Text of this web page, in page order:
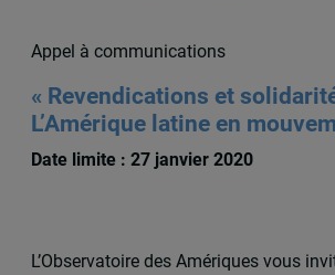
Appel à communications
« Revendications et
L’Amérique latine en
Date limite : 27 janvier 2020
L’Observatoire des Amériques vous